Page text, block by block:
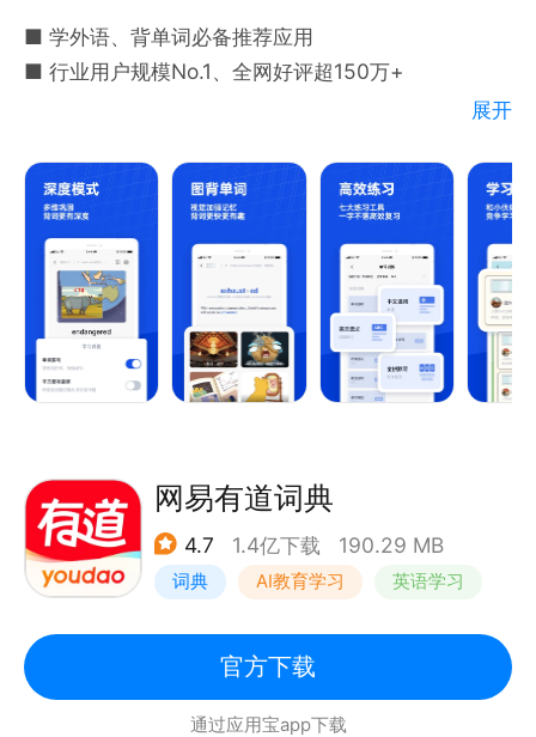
■ 学外语、背单词必备推荐应用
■ 行业用户规模No.1、全网好评超150万+
新增日法西韩等小语种词书
独家推出多种背单词模式
结合艾宾浩斯遗忘曲线+自研学习系统
涵盖各类考试词书、专业词书、兴趣词书
【多种模式 - 记得爽】
• 深度背单词模式，各类英语考试备考用户首选
• 图片背单词模式，兴趣学习用户首选
【详解内容 - 记得准】
• 内含200+权威词库，满足各类人群学习需求
• 考试级读音原声录制，背词更加身临其境
• 立体化解析单词内容，单词变形全部搞定
展开
网易有道词典
4.7 1.4亿下载 190.29 MB
词典 AI教育学习 英语学习
官方下载
通过应用宝app下载